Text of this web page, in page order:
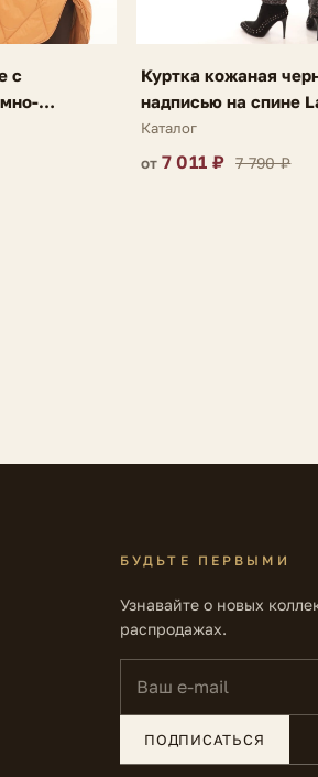
с
Куртка кожаная
надписью на спине
Каталог
от 7 011 ₽ 7 790 ₽
БУДЬТЕ ПЕРВЫМИ
Узнавайте о новых
распродажах.
ПОДПИСАТЬСЯ